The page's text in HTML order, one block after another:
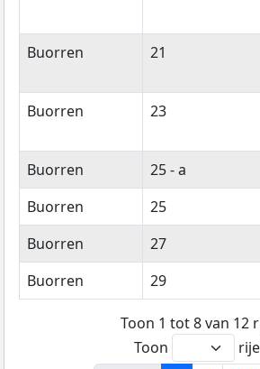
Buorren 21
Buorren 23
Buorren 25 - a
Buorren
25
Buorren
27
Buorren
29
Toon 1 tot 8 van 12
Toon